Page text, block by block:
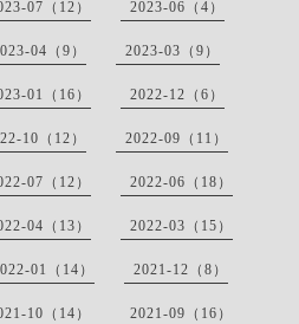
07（12） 2023-06（4）
04（9） 2023-03（9）
01（16） 2022-12（6）
10（12） 2022-09（11）
07（12） 2022-06（18）
04（13） 2022-03（15）
01（14） 2021-12（8）
10（14） 2021-09（16）